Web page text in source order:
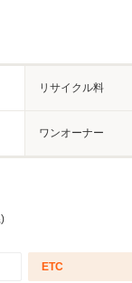
リサイクル料
ワンオーナー
ETC